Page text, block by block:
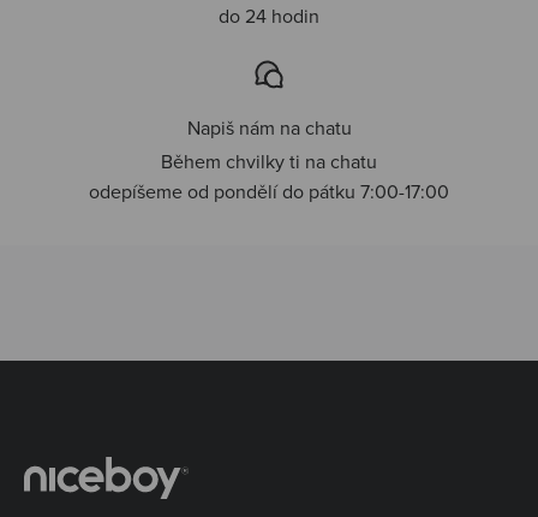
do 24 hodin
Napiš nám na chatu
Během chvilky ti na chatu
odepíšeme od pondělí do pátku 7:00-17:00